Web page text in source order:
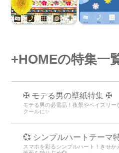
+HOMEの特集一
✠ モテる男の壁紙特集 ✠
モテる男の必需品！夜景やペイズリ
クールに✨
💞 シンプルハートテーマ
スマホを彩るシンプルハート！きせ